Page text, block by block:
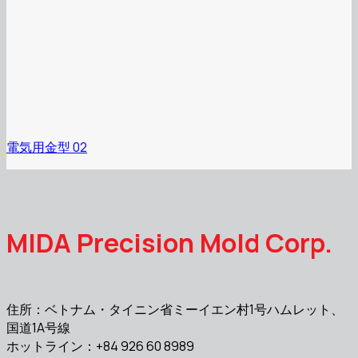
電気用金型 02
MIDA Precision Mold Corp.
住所：ベトナム・タイニン省ミーイエン村1号ハムレット、
国道1A号線
ホットライン：+84 926 60 8989